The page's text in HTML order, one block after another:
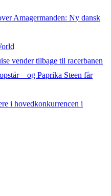
Amagermanden: Ny dansk
vender tilbage til racerbanen
– og Paprika Steen får
i hovedkonkurrencen i